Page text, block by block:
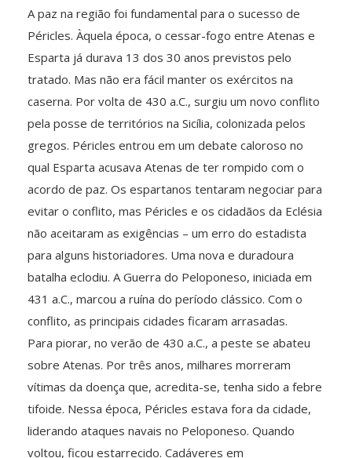
A paz na região foi fundamental para o sucesso de
Péricles. Àquela época, o cessar-fogo entre Atenas e
Esparta já durava 13 dos 30 anos previstos pelo
tratado. Mas não era fácil manter os exércitos na
caserna. Por volta de 430 a.C., surgiu um novo conflito
pela posse de territórios na Sicília, colonizada pelos
gregos. Péricles entrou em um debate caloroso no
qual Esparta acusava Atenas de ter rompido com o
acordo de paz. Os espartanos tentaram negociar para
evitar o conflito, mas Péricles e os cidadãos da Eclésia
não aceitaram as exigências – um erro do estadista
para alguns historiadores. Uma nova e duradoura
batalha eclodiu. A Guerra do Peloponeso, iniciada em
431 a.C., marcou a ruína do período clássico. Com o
conflito, as principais cidades ficaram arrasadas.
Para piorar, no verão de 430 a.C., a peste se abateu
sobre Atenas. Por três anos, milhares morreram
vítimas da doença que, acredita-se, tenha sido a febre
tifoide. Nessa época, Péricles estava fora da cidade,
liderando ataques navais no Peloponeso. Quando
voltou, ficou estarrecido. Cadáveres em